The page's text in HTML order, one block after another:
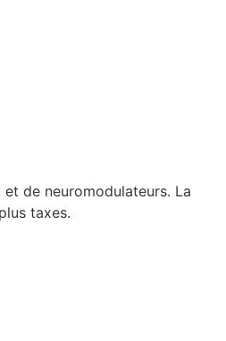
et de neuromodulateurs. La
taxes.